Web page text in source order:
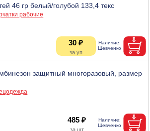
46 гр белый/голубой 133,4 текс
рабочие
30 ₽
защитный многоразовый, размер
485 ₽